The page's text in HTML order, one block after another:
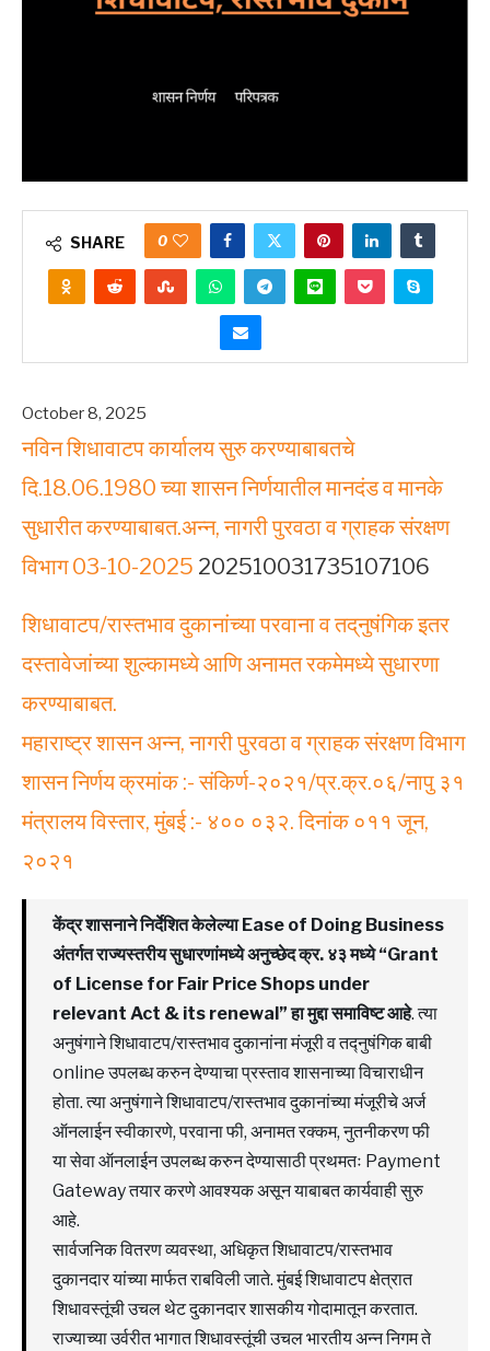
SHARE 0
October 8, 2025
नविन शिधावाटप कार्यालय सुरु करण्याबाबतचे
दि.18.06.1980 च्या शासन निर्णयातील मानदंड व मानके
सुधारीत करण्याबाबत.अन्‍न, नागरी पुरवठा व ग्राहक संरक्षण
विभाग 03-10-2025 202510031735107106
शिधावाटप/रास्तभाव दुकानांच्या परवाना व तद्‌नुषंगिक इतर
दस्तावेजांच्या शुल्कामध्ये आणि अनामत रकमेमध्ये सुधारणा
करण्याबाबत.
महाराष्ट्र शासन अन्न, नागरी पुरवठा व ग्राहक संरक्षण विभाग
शासन निर्णय क्रमांक :- संकिर्ण-२०२१/प्र.क्र.०६/नापु ३१
मंत्रालय विस्तार, मुंबई :- ४०० ०३२. दिनांक ०११ जून,
२०२१
केंद्र शासनाने निर्देशित केलेल्या Ease of Doing Business
अंतर्गत राज्यस्तरीय सुधारणांमध्ये अनुच्छेद क्र. ४३ मध्ये “Grant
of License for Fair Price Shops under
relevant Act & its renewal” हा मुद्दा समाविष्ट आहे. त्या
अनुषंगाने शिधावाटप/रास्तभाव दुकानांना मंजूरी व तद्नुषंगिक बाबी
online उपलब्ध करुन देण्याचा प्रस्ताव शासनाच्या विचाराधीन
होता. त्या अनुषंगाने शिधावाटप/रास्तभाव दुकानांच्या मंजूरीचे अर्ज
ऑनलाईन स्वीकारणे, परवाना फी, अनामत रक्कम, नुतनीकरण फी
या सेवा ऑनलाईन उपलब्ध करुन देण्यासाठी प्रथमतः Payment
Gateway तयार करणे आवश्यक असून याबाबत कार्यवाही सुरु
आहे.
सार्वजनिक वितरण व्यवस्था, अधिकृत शिधावाटप/रास्तभाव
दुकानदार यांच्या मार्फत राबविली जाते. मुंबई शिधावाटप क्षेत्रात
शिधावस्तूंची उचल थेट दुकानदार शासकीय गोदामातून करतात.
राज्याच्या उर्वरीत भागात शिधावस्तूंची उचल भारतीय अन्न निगम ते